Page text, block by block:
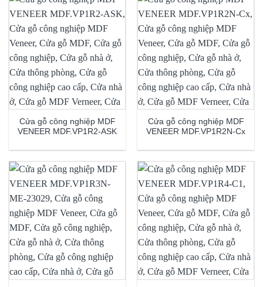
Cửa gỗ công nghiệp MDF
VENEER MDF.VP1R2-ASK
Cửa gỗ công nghiệp MDF
VENEER MDF.VP1R2N-Cx